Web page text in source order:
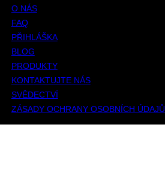
O NÁS
FAQ
PŘIHLÁŠKA
BLOG
PRODUKTY
KONTAKTUJTE NÁS
SVĚDECTVÍ
ZÁSADY OCHRANY OSOBNÍCH ÚDAJŮ